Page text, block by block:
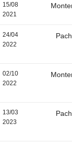
15/08
2021
24/04
2022
02/10
2022
13/03
2023